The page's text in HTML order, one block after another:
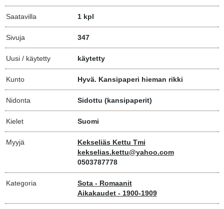
Saatavilla 1 kpl
Sivuja 347
Uusi / käytetty käytetty
Kunto Hyvä. Kansipaperi hieman rikki
Nidonta Sidottu (kansipaperit)
Kielet Suomi
Myyjä
Kekseliäs Kettu Tmi
kekselias.kettu@yahoo.com
0503787778
Kategoria
Sota - Romaanit
Aikakaudet - 1900-1909